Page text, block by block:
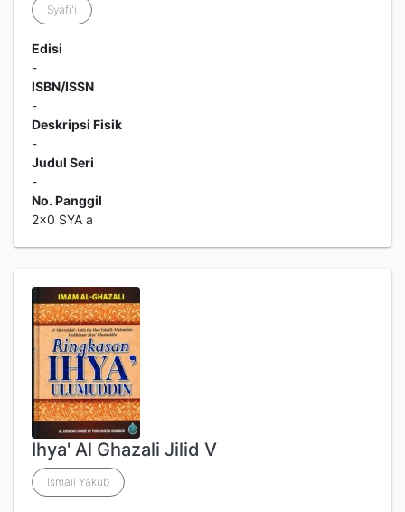
Syafi'i
Edisi
-
ISBN/ISSN
-
Deskripsi Fisik
-
Judul Seri
-
No. Panggil
2x0 SYA a
Ihya' Al Ghazali Jilid V
Ismail Yakub